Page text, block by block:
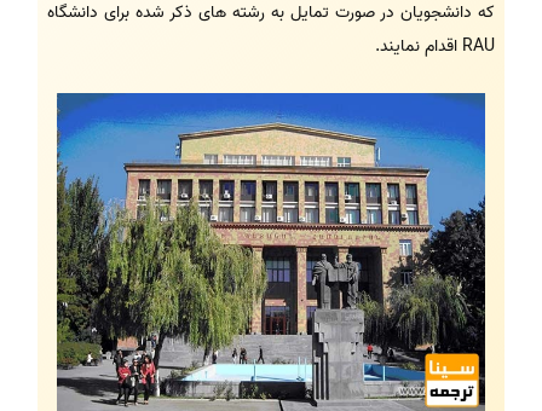
که دانشجویان در صورت تمایل به رشته های ذکر شده برای دانشگاه
RAU اقدام نمایند.